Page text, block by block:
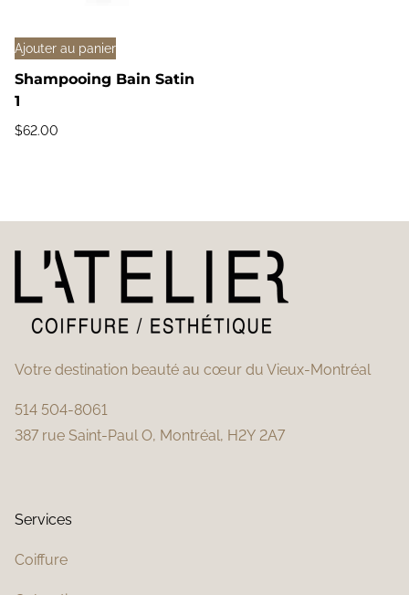
Ajouter au panier
Shampooing Bain Satin
1
$62.00
Votre destination beauté au cœur du Vieux-Montréal
514 504-8061
387 rue Saint-Paul O, Montréal, H2Y 2A7
Services
Coiffure